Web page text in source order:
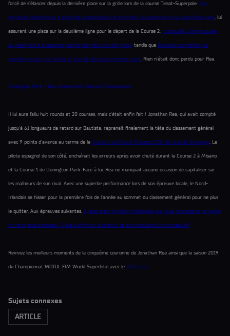
forcé de s’élancer depuis la dernière place sur la grille lors de la course Tissot-Superpole. Rea
parvenait malgré tout a gardé sa concentration et terminait la course sprint au quatrième rang, lui
assurant une place sur la deuxième ligne pour le départ de la Course 2. Il concluait l’ultime course
du week-end à la seconde position derrière Van der Mark tandis que Bautista commettait sa
première erreur de l’année et chutait dans les premiers tours. Rien n’était donc perdu pour Rea.
Donington Park – Rea reprend les rênes du Championnat.
Il lui aura fallu huit rounds et 20 courses, mais c’était enfin fait ! Jonathan Rea, qui avait compté
jusqu’à 61 longueurs de retard sur Bautista, reprenait finalement la tête du classement général
avec 9 points d’avance au terme de la Course 1 du Round Prosecco DOC de Grande-Bretagne. Le
pilote espagnol de son côté, enchaînait les erreurs après avoir chuté durant la Course 2 à Misano
et la Course 1 de Donington Park. Face à lui, Rea ne manquait aucune occasion de capitaliser sur
les malheurs de son rival. Avec une superbe performance lors de son épreuve locale, le Nord-
Irlandais se hisser pour la première fois de l’année au sommet du classement général pour ne plus
le quitter. Aux épreuves suivantes, il redevenait le pilote imbattable que nous connaissons, et après
un incroyable comeback, il était enfin sur le chemin de son cinquième titre consécutif.
Revivez les meilleurs moments de la cinquième couronne de Jonathan Rea ainsi que la saison 2019
du Championnat MOTUL FIM World Superbike avec le VidéoPass.
Sujets connexes
ARTICLE